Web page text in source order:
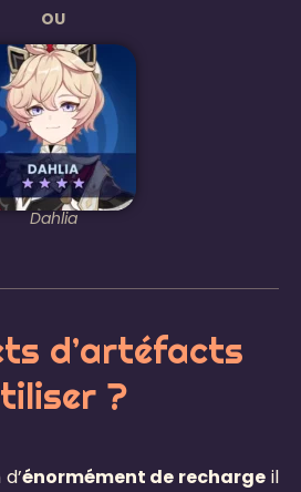
OU
Dahlia
d’artéfacts
?
énormément de recharge il